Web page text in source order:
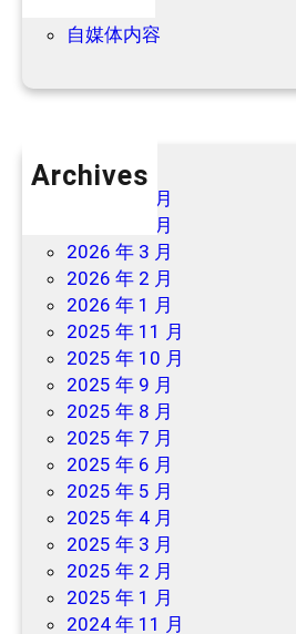
自媒体内容
Archives
2026 年 7 月
2026 年 6 月
2026 年 3 月
2026 年 2 月
2026 年 1 月
2025 年 11 月
2025 年 10 月
2025 年 9 月
2025 年 8 月
2025 年 7 月
2025 年 6 月
2025 年 5 月
2025 年 4 月
2025 年 3 月
2025 年 2 月
2025 年 1 月
2024 年 11 月